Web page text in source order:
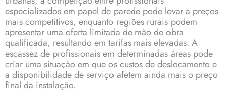
especializados em papel de parede pode levar a preços
mais competitivos, enquanto regiões rurais podem
apresentar uma oferta limitada de mão de obra
qualificada, resultando em tarifas mais elevadas. A
escassez de profissionais em determinadas áreas pode
criar uma situação em que os custos de deslocamento e
a disponibilidade de serviço afetem ainda mais o preço
final da instalação.